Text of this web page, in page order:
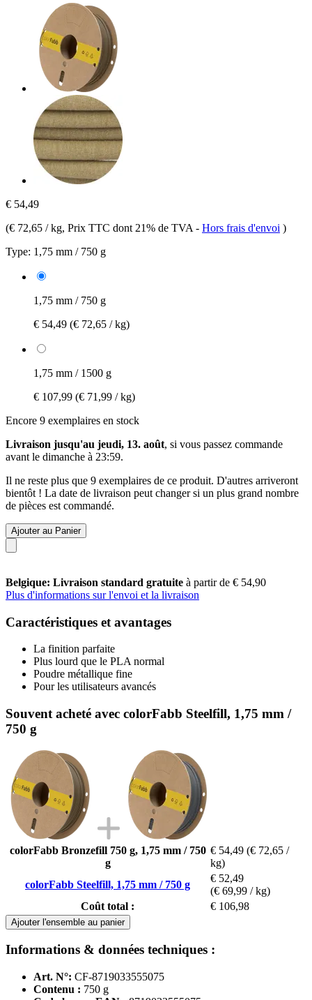
€ 54,49
(€ 72,65 / kg, Prix TTC dont 21% de TVA - Hors frais d'envoi )
Type: 1,75 mm / 750 g
1,75 mm / 750 g
€ 54,49 (€ 72,65 / kg)
1,75 mm / 1500 g
€ 107,99 (€ 71,99 / kg)
Encore 9 exemplaires en stock
Livraison jusqu'au jeudi, 13. août, si vous passez commande
avant le dimanche à 23:59.
Il ne reste plus que 9 exemplaires de ce produit. D'autres arriveront
bientôt ! La date de livraison peut changer si un plus grand nombre
de pièces est commandé.
Ajouter au Panier
Belgique: Livraison standard gratuite à partir de € 54,90
Plus d'informations sur l'envoi et la livraison
Caractéristiques et avantages
La finition parfaite
Plus lourd que le PLA normal
Poudre métallique fine
Pour les utilisateurs avancés
Souvent acheté avec colorFabb Steelfill, 1,75 mm /
750 g
colorFabb Bronzefill 750 g, 1,75 mm / 750
g
€ 54,49 (€ 72,65 /
kg)
colorFabb Steelfill, 1,75 mm / 750 g
€ 52,49
(€ 69,99 / kg)
Coût total :
€ 106,98
Ajouter l'ensemble au panier
Informations & données techniques :
Art. N°: CF-8719033555075
Contenu : 750 g